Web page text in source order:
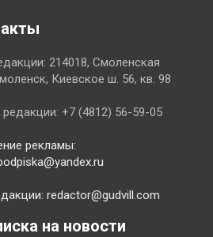
214018, Смоленская
Киевское ш. 56, кв. 98
+7 (4812) 56-59-05
рекламы:
redactor@gudvill.com
на новости